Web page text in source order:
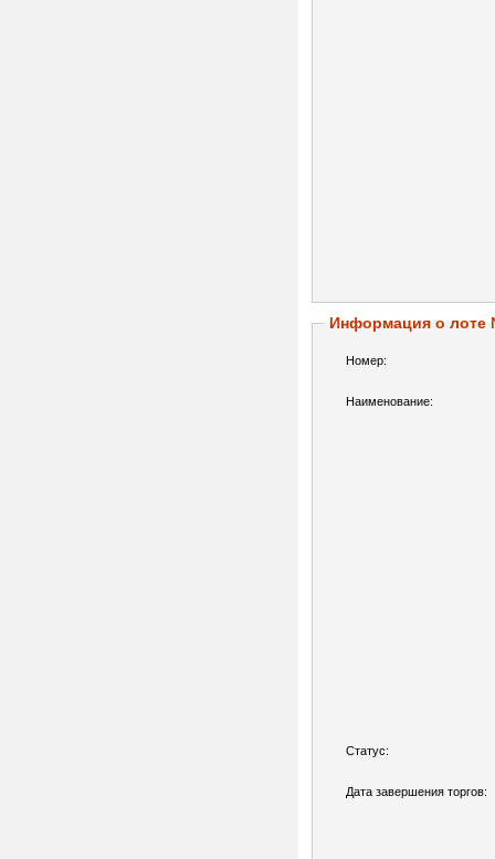
Информация о лоте
Номер:
Наименование:
Статус:
Дата завершения торгов: